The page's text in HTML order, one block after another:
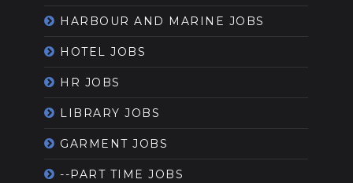
HARBOUR AND MARINE JOBS
HOTEL JOBS
HR JOBS
LIBRARY JOBS
GARMENT JOBS
--PART TIME JOBS